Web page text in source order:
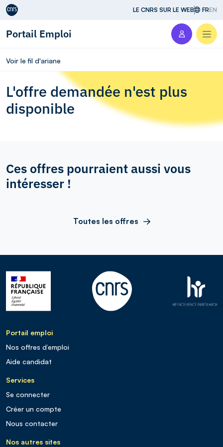
Aller au contenu LE CNRS SUR LE WEB FREN
Portail Emploi
Voir le fil d'ariane
L'offre demandée n'est plus
disponible
Ces offres pourraient aussi vous
intéresser !
Toutes les offres
Portail emploi
Nos offres d’emploi
Aide candidat
Services
Se connecter
Créer un compte
Nous contacter
Nos autres sites